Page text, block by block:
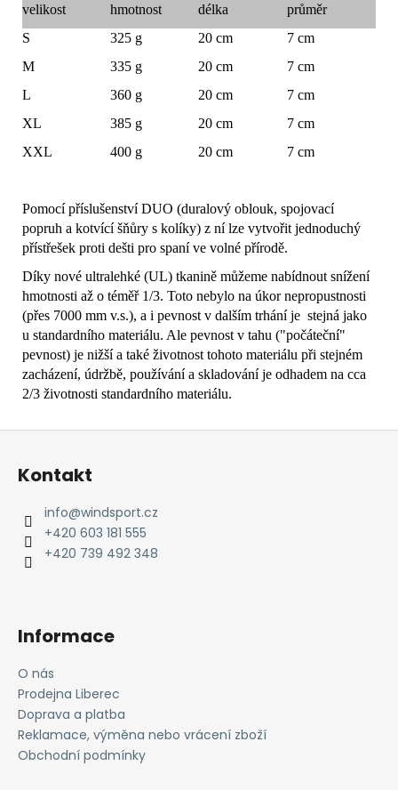
velikost
hmotnost délka
průměr
S
325 g 20 cm
7 cm
M
335 g 20 cm
7 cm
L
360 g 20 cm
7 cm
XL
385 g 20 cm
7 cm
XXL
400 g 20 cm 7 cm
Pomocí příslušenství DUO (duralový oblouk, spojovací
popruh a kotvící šňůry s kolíky) z ní lze vytvořit jednoduchý
přístřešek proti dešti pro spaní ve volné přírodě.
Díky nové ultralehké (UL) tkanině můžeme nabídnout snížení
hmotnosti až o téměř 1/3. Toto nebylo na úkor nepropustnosti
(přes 7000 mm v.s.), a i pevnost v dalším trhání je stejná jako
u standardního materiálu. Ale pevnost v tahu ("počáteční"
pevnost) je nižší a také životnost tohoto materiálu při stejném
zacházení, údržbě, používání a skladování je odhadem na cca
2/3 životnosti standardního materiálu.
Z
Kontakt
info@windsport.cz
+420 603 181 555
+420 739 492 348
Informace
O nás
Prodejna Liberec
Doprava a platba
Reklamace, výměna nebo vrácení zboží
Obchodní podmínky